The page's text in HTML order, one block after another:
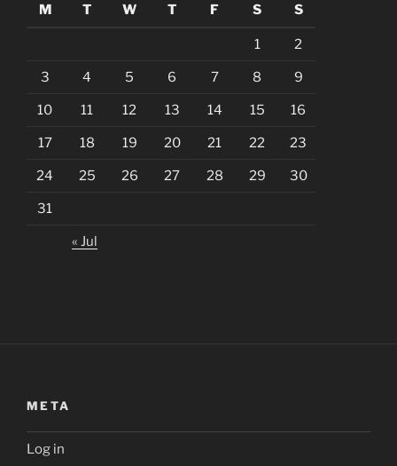
M
T W T F S S
1 2
3 4 5 6 7 8 9
10 11 12 13 14 15 16
17 18 19 20 21 22 23
24 25 26 27 28 29 30
31
« Jul
META
Log in